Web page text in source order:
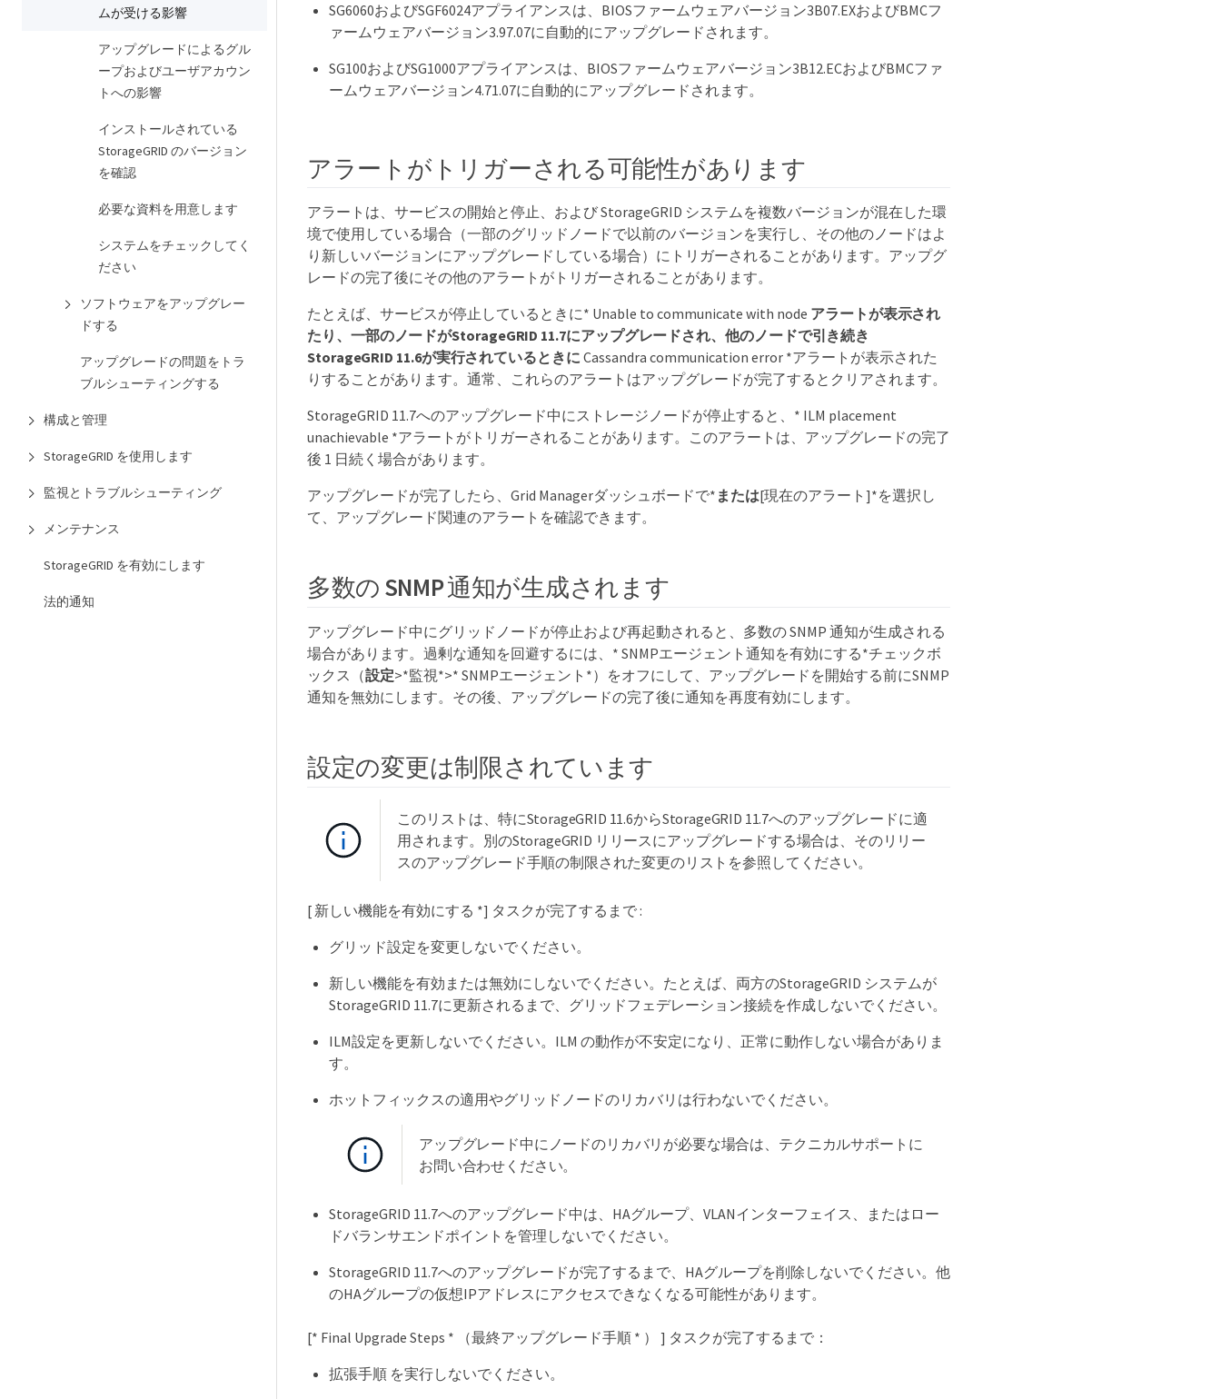
ムが受ける影響
アップグレードによるグル
ープおよびユーザアカウン
トへの影響
インストールされている
StorageGRID のバージョン
を確認
必要な資料を用意します
システムをチェックしてく
ださい
ソフトウェアをアップグレー
ドする
アップグレードの問題をトラ
ブルシューティングする
構成と管理
StorageGRID を使用します
監視とトラブルシューティング
メンテナンス
StorageGRID を有効にします
法的通知
SG6060およびSGF6024アプライアンスは、BIOSファームウェアバージョン3B07.EXおよびBMCフ
ァームウェアバージョン3.97.07に自動的にアップグレードされます。
SG100およびSG1000アプライアンスは、BIOSファームウェアバージョン3B12.ECおよびBMCファ
ームウェアバージョン4.71.07に自動的にアップグレードされます。
アラートがトリガーされる可能性があります
アラートは、サービスの開始と停止、および StorageGRID システムを複数バージョンが混在した環
境で使用している場合（一部のグリッドノードで以前のバージョンを実行し、その他のノードはよ
り新しいバージョンにアップグレードしている場合）にトリガーされることがあります。アップグ
レードの完了後にその他のアラートがトリガーされることがあります。
たとえば、サービスが停止しているときに* Unable to communicate with node アラートが表示され
たり、一部のノードがStorageGRID 11.7にアップグレードされ、他のノードで引き続き
StorageGRID 11.6が実行されているときに Cassandra communication error *アラートが表示された
りすることがあります。通常、これらのアラートはアップグレードが完了するとクリアされます。
StorageGRID 11.7へのアップグレード中にストレージノードが停止すると、* ILM placement
unachievable *アラートがトリガーされることがあります。このアラートは、アップグレードの完了
後 1 日続く場合があります。
アップグレードが完了したら、Grid Managerダッシュボードで* または[現在のアラート]*を選択し
て、アップグレード関連のアラートを確認できます。
多数の SNMP 通知が生成されます
アップグレード中にグリッドノードが停止および再起動されると、多数の SNMP 通知が生成される
場合があります。過剰な通知を回避するには、* SNMPエージェント通知を有効にする*チェックボ
ックス（設定>*監視*>* SNMPエージェント*）をオフにして、アップグレードを開始する前にSNMP
通知を無効にします。その後、アップグレードの完了後に通知を再度有効にします。
設定の変更は制限されています
このリストは、特にStorageGRID 11.6からStorageGRID 11.7へのアップグレードに適
用されます。別のStorageGRID リリースにアップグレードする場合は、そのリリー
スのアップグレード手順の制限された変更のリストを参照してください。
[ 新しい機能を有効にする *] タスクが完了するまで :
グリッド設定を変更しないでください。
新しい機能を有効または無効にしないでください。たとえば、両方のStorageGRID システムが
StorageGRID 11.7に更新されるまで、グリッドフェデレーション接続を作成しないでください。
ILM設定を更新しないでください。ILM の動作が不安定になり、正常に動作しない場合がありま
す。
ホットフィックスの適用やグリッドノードのリカバリは行わないでください。
アップグレード中にノードのリカバリが必要な場合は、テクニカルサポートに
お問い合わせください。
StorageGRID 11.7へのアップグレード中は、HAグループ、VLANインターフェイス、またはロー
ドバランサエンドポイントを管理しないでください。
StorageGRID 11.7へのアップグレードが完了するまで、HAグループを削除しないでください。他
のHAグループの仮想IPアドレスにアクセスできなくなる可能性があります。
[* Final Upgrade Steps * （最終アップグレード手順 * ） ] タスクが完了するまで：
拡張手順 を実行しないでください。